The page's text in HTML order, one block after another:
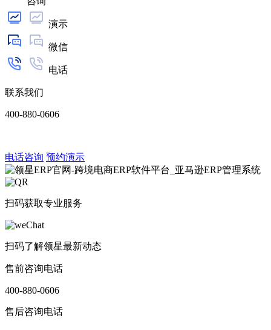
演示
微信
电话
联系我们
400-880-0606
电话咨询 预约演示
扫码获取专业服务
扫码了解领星最新动态
售前咨询电话
400-880-0606
售后咨询电话